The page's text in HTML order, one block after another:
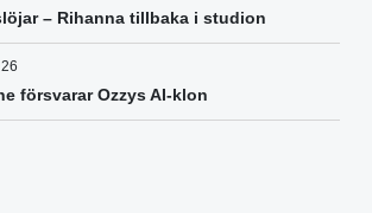
– Rihanna tillbaka i studion
försvarar Ozzys AI-klon